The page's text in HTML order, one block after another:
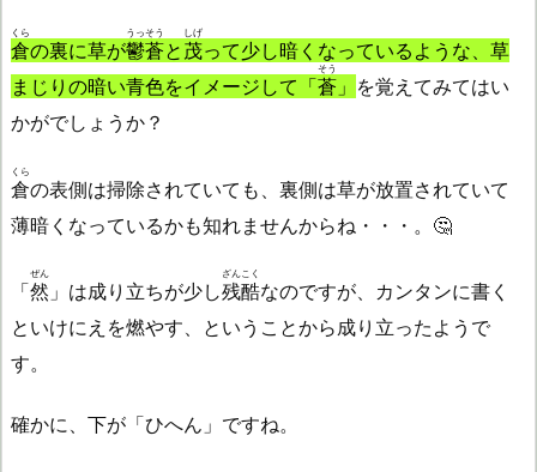
倉
くら
の裏に草が鬱蒼
うっそう
と 茂
しげ
って少し暗くなっているような、草
まじりの暗い青色をイメージして「蒼
そう
」 を覚えてみてはい
かがでしょうか？
倉
くら
の表側は掃除されていても、裏側は草が放置されていて
薄暗くなっているかも知れませんからね・・・。🤔
「然
ぜん
」は成り立ちが少し残酷
ざんこく
なのですが、カンタンに書く
といけにえを燃やす、ということから成り立ったようで
す。
確かに、下が「ひへん」ですね。